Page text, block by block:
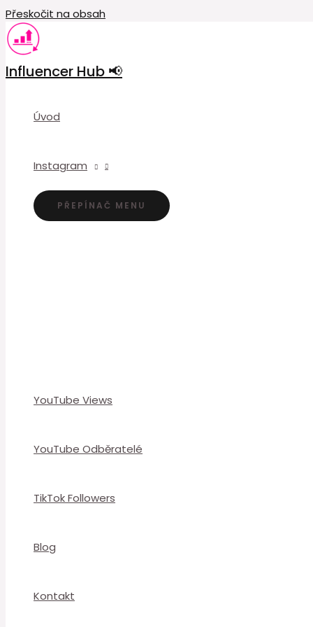
Přeskočit na obsah
Influencer Hub 📢
Úvod
Instagram
PŘEPÍNAČ MENU
YouTube Views
YouTube Odběratelé
TikTok Followers
Blog
Kontakt